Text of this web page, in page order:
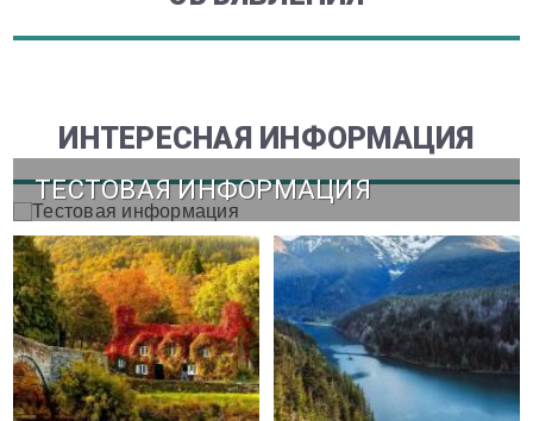
ИНТЕРЕСНАЯ ИНФОРМАЦИЯ
ТЕСТОВАЯ ИНФОРМАЦИЯ